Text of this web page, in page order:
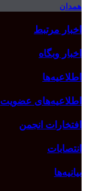
همدان
اخبار مرتبط
اخبار وبگاه
اطلاعیه‌ها
اطلاعیه‌های عضویت
افتخارات انجمن
انتصابات
بیانیه‌ها